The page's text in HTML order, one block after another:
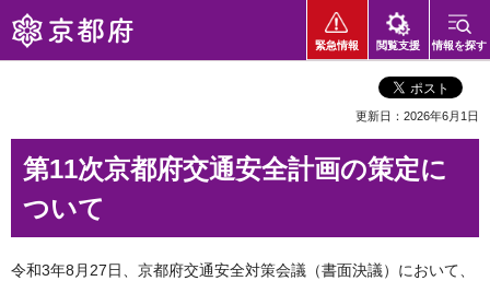
京都府
緊急情報 閲覧支援 情報を探す
更新日：2026年6月1日
第11次京都府交通安全計画の策定に
ついて
令和3年8月27日、京都府交通安全対策会議（書面決議）において、